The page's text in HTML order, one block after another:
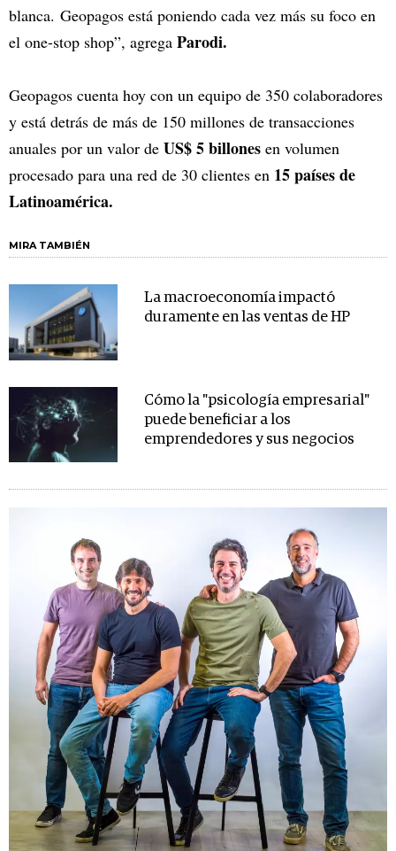
blanca. Geopagos está poniendo cada vez más su foco en
el one-stop shop”, agrega Parodi.
Geopagos cuenta hoy con un equipo de 350 colaboradores
y está detrás de más de 150 millones de transacciones
anuales por un valor de US$ 5 billones en volumen
procesado para una red de 30 clientes en 15 países de
Latinoamérica.
MIRA TAMBIÉN
La macroeconomía impactó
duramente en las ventas de HP
Cómo la "psicología empresarial"
puede beneficiar a los
emprendedores y sus negocios